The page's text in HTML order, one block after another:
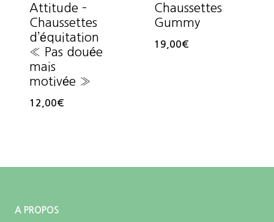
Attitude –
Chaussettes
d’équitation
« Pas douée
mais
motivée »
12,00€
Chaussettes
Gummy
19,00€
A PROPOS